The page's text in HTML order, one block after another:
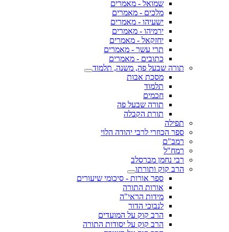
שמואל - מאמרים
מלכים - מאמרים
ישעיהו - מאמרים
ירמיהו - מאמרים
יחזקאל - מאמרים
תרי עשר - מאמרים
כתובים - מאמרים
תורה שבעל פה, משנה, תלמוד
מסכת אבות
תלמוד
חכמים
תורה שבעל פה
תורת הקבלה
תפילה
ספר הכוזרי לרבי יהודה הלוי
רמב"ם
רמח"ל
רבי נחמן מברסלב
הרב קוק ותורתו
ספר אורות - סיכומי שיעורים
אורות התורה
מידות הראי"ה
לנבוכי הדור
הרב קוק על המועדים
הרב קוק על יסודות התורה